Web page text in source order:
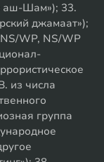
аш-Шам»); 33.
джамаат»);
WP, NS/WP
из числа
группа